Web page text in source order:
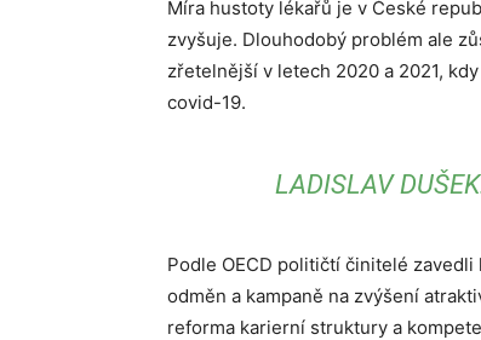
Míra hustoty lékařů je v České
zvyšuje. Dlouhodobý problém ale
zřetelnější v letech 2020 a 2021,
covid-19.
LADISLAV
Podle OECD političtí činitelé
odměn a kampaně na zvýšení
reforma karierní struktury a